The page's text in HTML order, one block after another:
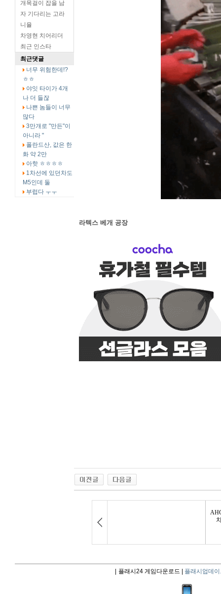
개목걸이 잡을 남
자 기다리는 고라
니율
차영현 치어리더
최근 인스타
최근댓글
너무 위험한데!?
ㅎㅎ
야잇 타이가 4개
나 더 들잖
나쁜 놈들이 너무
많다
3만개로 "만든"이
아니라 "
폴란드산, 값은 한
화 약 2만
아핫 ㅎㅎㅎㅎ
1차선에 있던차도
M5인데 둘
부럽다 ㅜㅜ
라텍스 베개 공장
플래시24 게임다운로드 | 플래시업데이